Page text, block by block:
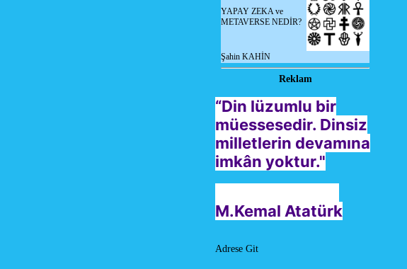
YAPAY ZEKA ve
METAVERSE NEDİR?
Şahin KAHİN
Reklam
“Din lüzumlu bir
müessesedir. Dinsiz
milletlerin devamına
imkân yoktur."
M.Kemal Atatürk
Adrese Git